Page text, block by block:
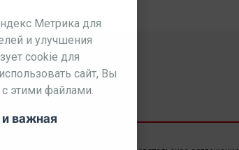
Метрика для
и улучшения
cookie для
сайт, Вы
с этими файлами.
важная